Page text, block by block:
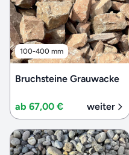
100-400 mm
Bruchsteine Grauwacke
ab 67,00 € weiter